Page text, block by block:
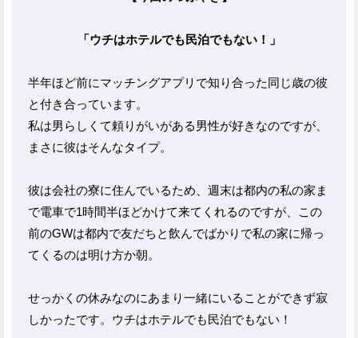
「ウチはホテルでも民泊でもない！」
半年ほど前にマッチングアプリで知り合った同じ歳の彼
と付き合っています。
私は男らしくて頼りがいがある男性が好きなのですが、
まさに彼はそんなタイプ。
彼は会社の寮に住んでいるため、週末は都内の私の家ま
で電車で1時間半ほどかけて来てくれるのですが、この
前のGWは都内で友だちと飲んでばかりで私の家に帰っ
てくるのは明け方か朝。
せっかくの休みなのにあまり一緒にいることができず寂
しかったです。ウチはホテルでも民泊でもない！